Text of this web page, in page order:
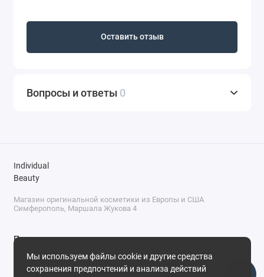
Оставить отзыв
Вопросы и ответы 0
Мы используем файлы cookie и другие средства
сохранения предпочтений и анализа действий
Individual
Beauty
Магазин оригинальной косметики из Европы и США
Симферополь, Маршала Жукова 4
Поддержка
+7 (978) 586-46-46
ПН-ПТ: 9:00 - 18:00